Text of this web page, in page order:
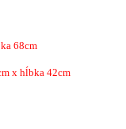
68cm
x hĺbka 42cm